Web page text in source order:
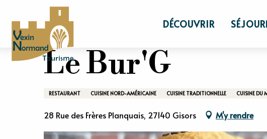
contenu
principal
DÉCOUVRIR
Accueil Gastronomie Restaurants
Le Bur'G
RESTAURANT CUISINE NORD-AMÉRICAINE CUISINE TRADITIONNELLE CUISINE DU
28 Rue des Frères Planquais, 27140 Gisors M'y rendre